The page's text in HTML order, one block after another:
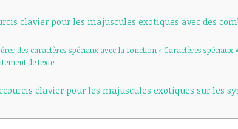
clavier pour les majuscules exotiques avec des
des caractères spéciaux avec la fonction « Caractères spéciaux
de texte
clavier pour les majuscules exotiques sur les